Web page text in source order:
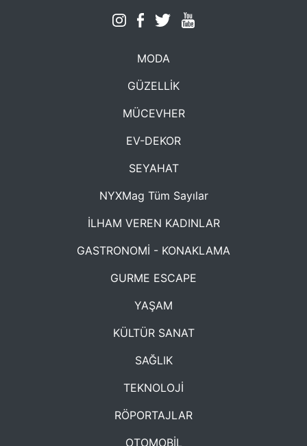
MODA
GÜZELLİK
MÜCEVHER
EV-DEKOR
SEYAHAT
NYXMag Tüm Sayılar
İLHAM VEREN KADINLAR
GASTRONOMİ - KONAKLAMA
GURME ESCAPE
YAŞAM
KÜLTÜR SANAT
SAĞLIK
TEKNOLOJİ
RÖPORTAJLAR
OTOMOBİL